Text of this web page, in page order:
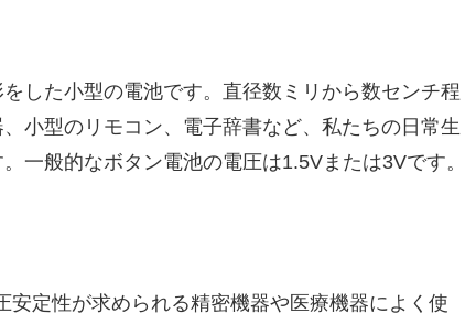
した小型の電池です。直径数ミリから数センチ程
小型のリモコン、電子辞書など、私たちの日常生
一般的なボタン電池の電圧は1.5Vまたは3Vです。
定性が求められる精密機器や医療機器によく使